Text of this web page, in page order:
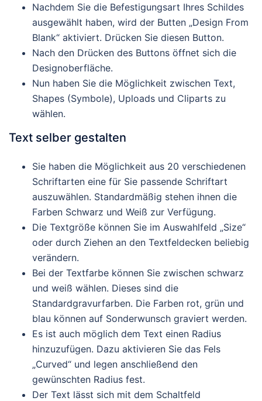
Nachdem Sie die Befestigungsart Ihres Schildes
ausgewählt haben, wird der Butten „Design From
Blank“ aktiviert. Drücken Sie diesen Button.
Nach den Drücken des Buttons öffnet sich die
Designoberfläche.
Nun haben Sie die Möglichkeit zwischen Text,
Shapes (Symbole), Uploads und Cliparts zu
wählen.
Text selber gestalten
Sie haben die Möglichkeit aus 20 verschiedenen
Schriftarten eine für Sie passende Schriftart
auszuwählen. Standardmäßig stehen ihnen die
Farben Schwarz und Weiß zur Verfügung.
Die Textgröße können Sie im Auswahlfeld „Size“
oder durch Ziehen an den Textfeldecken beliebig
verändern.
Bei der Textfarbe können Sie zwischen schwarz
und weiß wählen. Dieses sind die
Standardgravurfarben. Die Farben rot, grün und
blau können auf Sonderwunsch graviert werden.
Es ist auch möglich dem Text einen Radius
hinzuzufügen. Dazu aktivieren Sie das Fels
„Curved“ und legen anschließend den
gewünschten Radius fest.
Der Text lässt sich mit dem Schaltfeld